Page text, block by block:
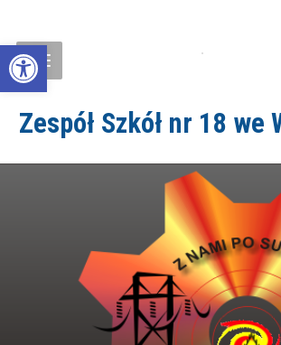
Open toolbar
Zespół Szkół nr 18 we